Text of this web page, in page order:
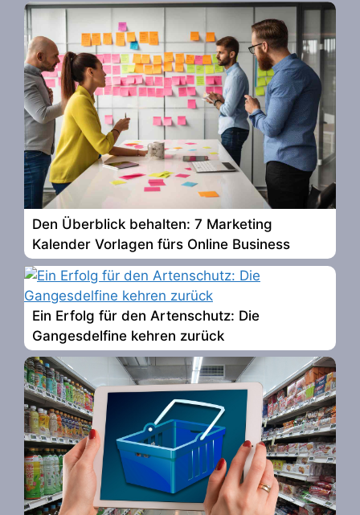
Den Überblick behalten: 7 Marketing
Kalender Vorlagen fürs Online Business
Ein Erfolg für den Artenschutz: Die
Gangesdelfine kehren zurück